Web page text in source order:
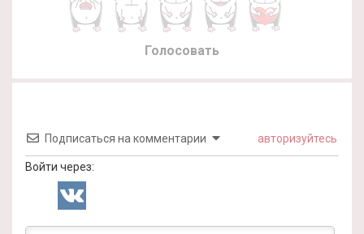
Голосовать
Подписаться на комментарии авторизуйтесь
Войти через: